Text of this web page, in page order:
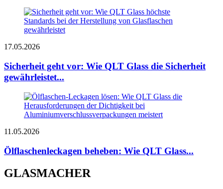
17.05.2026
Sicherheit geht vor: Wie QLT Glass die Sicherheit
gewährleistet...
11.05.2026
Ölflaschenleckagen beheben: Wie QLT Glass...
GLASMACHER